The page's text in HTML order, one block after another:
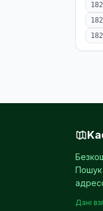
Пошук
Дані